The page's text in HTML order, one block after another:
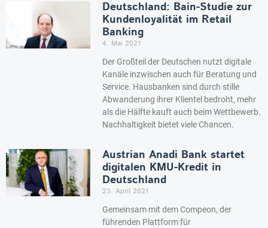
Deutschland: Bain-Studie zur
Kundenloyalität im Retail
Banking
4. Mai 2021
Der Großteil der Deutschen nutzt digitale
Kanäle inzwischen auch für Beratung und
Service. Hausbanken sind durch stille
Abwanderung ihrer Klientel bedroht, mehr
als die Hälfte kauft auch beim Wettbewerb.
Nachhaltigkeit bietet viele Chancen.
Austrian Anadi Bank startet
digitalen KMU-Kredit in
Deutschland
23. April 2021
Gemeinsam mit dem Compeon, der
führenden Plattform für